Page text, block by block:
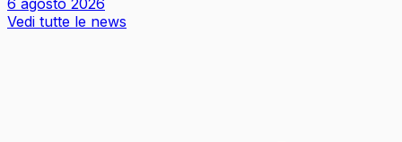
Vedi tutte le news